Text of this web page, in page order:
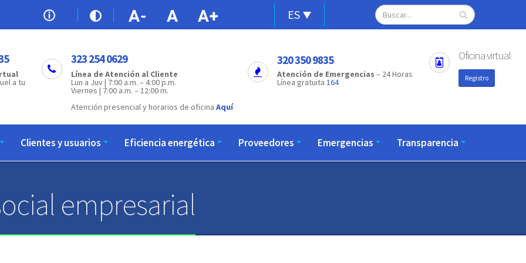
Alternador
de
idioma
ES
Open
configuration
Search
a tu
323 254 0629
Línea de Atención al Cliente
Lun a Juv | 7:00 a.m. – 4:00 p.m.
Viernes | 7:00 a.m. – 12:00 m.
Atención presencial y horarios de oficina Aquí
320 350 9835
Atención de Emergencias – 24 Horas
Línea gratuita 164
Oficina virtual
Registro
Clientes y usuarios Eficiencia energética Proveedores Emergencias Transparencia
empresarial